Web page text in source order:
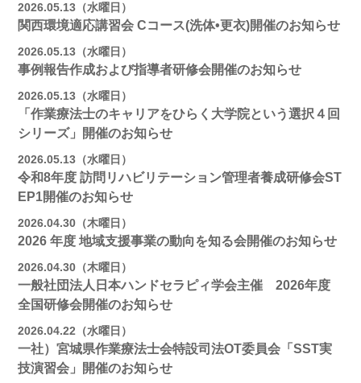
2026.05.13（水曜日）
関西環境適応講習会 Cコース(洗体•更衣)開催のお知らせ
2026.05.13（水曜日）
事例報告作成および指導者研修会開催のお知らせ
2026.05.13（水曜日）
「作業療法士のキャリアをひらく大学院という選択４回
シリーズ」開催のお知らせ
2026.05.13（水曜日）
令和8年度 訪問リハビリテーション管理者養成研修会ST
EP1開催のお知らせ
2026.04.30（木曜日）
2026 年度 地域支援事業の動向を知る会開催のお知らせ
2026.04.30（木曜日）
一般社団法人日本ハンドセラピィ学会主催 2026年度
全国研修会開催のお知らせ
2026.04.22（水曜日）
一社）宮城県作業療法士会特設司法OT委員会「SST実
技演習会」開催のお知らせ